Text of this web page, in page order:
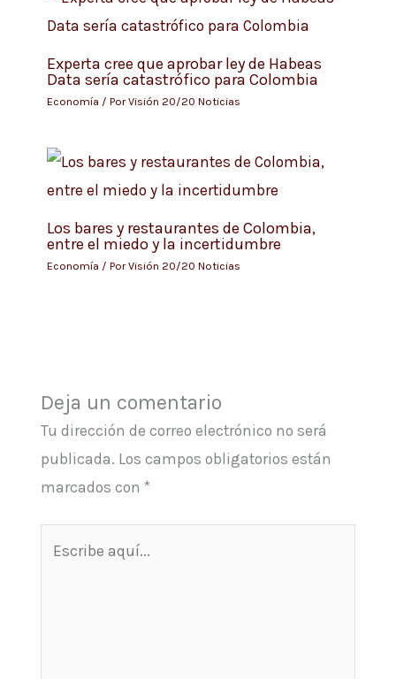
Experta cree que aprobar ley de Habeas
Data sería catastrófico para Colombia
Economía / PorVisión 20/20 Noticias
Los bares y restaurantes de Colombia,
entre el miedo y la incertidumbre
Economía / PorVisión 20/20 Noticias
Deja un comentario
Tu dirección de correo electrónico no será
publicada. Los campos obligatorios están
marcados con *